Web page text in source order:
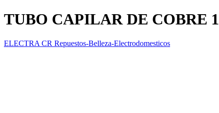
TUBO CAPILAR DE COBRE
ELECTRA CR Repuestos-Belleza-Electrodomesticos